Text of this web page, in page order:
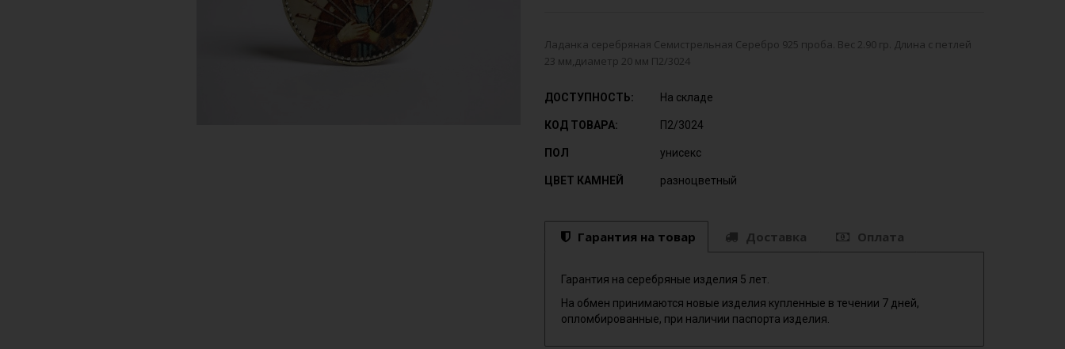
Ладанка серебряная Семистрельная Серебро 925 проба. Вес 2.90 гр. Длина с петлей
23 мм,диаметр 20 мм П2/3024
ДОСТУПНОСТЬ: На складе
КОД ТОВАРА: П2/3024
ПОЛ унисекс
ЦВЕТ КАМНЕЙ разноцветный
Гарантия на товар Доставка Оплата
Гарантия на серебряные изделия 5 лет.
На обмен принимаются новые изделия купленные в течении 7 дней,
опломбированные, при наличии паспорта изделия.